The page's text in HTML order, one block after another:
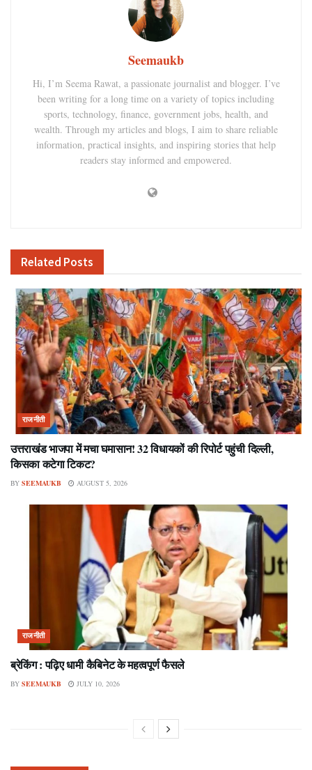
Seemaukb
Hi, I’m Seema Rawat, a passionate journalist and blogger. I’ve
been writing for a long time on a variety of topics including
sports, technology, finance, government jobs, health, and
wealth. Through my articles and blogs, I aim to share reliable
information, practical insights, and inspiring stories that help
readers stay informed and empowered.
Related Posts
राजनीती
उत्तराखंड भाजपा में मचा घमासान! 32 विधायकों की रिपोर्ट पहुंची दिल्ली,
किसका कटेगा टिकट?
BY SEEMAUKB AUGUST 5, 2026
राजनीती
ब्रेकिंग : पढ़िए धामी कैबिनेट के महत्वपूर्ण फैसले
BY SEEMAUKB JULY 10, 2026